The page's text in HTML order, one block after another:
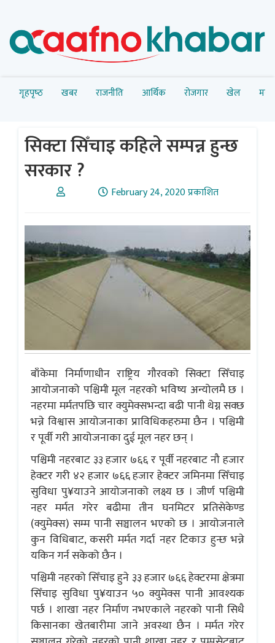
गृहपृष्‍ठ खबर राजनीति आर्थिक रोजगार खेल
सिक्टा सिँचाइ कहिले सम्पन्न हुन्छ
सरकार ?
February 24, 2020 प्रकाशित
बाँकेमा निर्माणाधीन राष्ट्रिय गौरवको सिक्टा सिँचाइ
आयोजनाको पश्चिमी मूल नहरको भविष्य अन्योलमै छ ।
नहरमा मर्मतपछि चार क्युमेक्सभन्दा बढी पानी थेग्न सक्छ
भन्ने विश्वास आयोजनाका प्राविधिकहरुमा छैन । पश्चिमी
र पूर्वी गरी आयोजनाका दुई मूल नहर छन् ।
पश्चिमी नहरबाट ३३ हजार ७६६ र पूर्वी नहरबाट नौ हजार
हेक्टर गरी ४२ हजार ७६६ हजार हेक्टर जमिनमा सिँचाइ
सुविधा पु¥याउने आयोजनाको लक्ष्य छ । जीर्ण पश्चिमी
नहर मर्मत गरेर बढीमा तीन घनमिटर प्रतिसेकेण्ड
(क्युमेक्स) सम्म पानी सञ्चालन भएको छ । आयोजनाले
कुन विधिबाट, कसरी मर्मत गर्दा नहर टिकाउ हुन्छ भन्ने
यकिन गर्न सकेको छैन ।
पश्चिमी नहरको सिँचाइ हुने ३३ हजार ७६६ हेक्टरमा क्षेत्रमा
सिँचाइ सुविधा पु¥याउन ५० क्युमेक्स पानी आवश्यक
पर्छ । शाखा नहर निर्माण नभएकाले नहरको पानी सिधै
किसानका खेतबारीमा जाने अवस्था छैन । मर्मत गरेर